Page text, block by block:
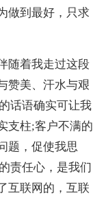
做到最好，只求
着我走过这段
赞美、汗水与艰
话语确实可让我
支柱;客户不满的
题，促使我思
责任心，是我们
互联网的，互联